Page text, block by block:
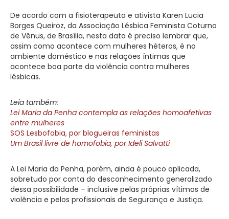
De acordo com a fisioterapeuta e ativista Karen Lucia
Borges Queiroz, da Associação Lésbica Feminista Coturno
de Vênus, de Brasília, nesta data é preciso lembrar que,
assim como acontece com mulheres héteros, é no
ambiente doméstico e nas relações íntimas que
acontece boa parte da violência contra mulheres
lésbicas.
Leia também:
Lei Maria da Penha contempla as relações homoafetivas
entre mulheres
SOS Lesbofobia, por blogueiras feministas
Um Brasil livre de homofobia, por Ideli Salvatti
A Lei Maria da Penha, porém, ainda é pouco aplicada,
sobretudo por conta do desconhecimento generalizado
dessa possibilidade – inclusive pelas próprias vítimas de
violência e pelos profissionais de Segurança e Justiça.